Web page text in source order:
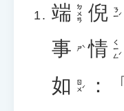
端 ㄉㄨㄢ 倪 ㄋㄧˊ
事
ㄕˋ 情 ㄑㄧㄥˊ
如 ㄖㄨˊ ：「